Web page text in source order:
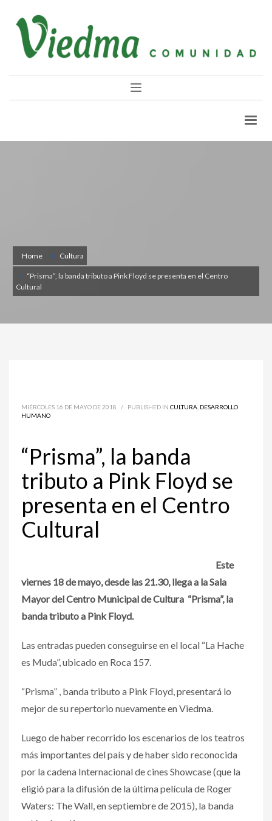
Home Cultura
“Prisma”, la banda tributo a Pink Floyd se presenta en el Centro
Cultural
MIÉRCOLES 16 DE MAYO DE 2018 / PUBLISHED IN CULTURA DESARROLLO
HUMANO
“Prisma”, la banda
tributo a Pink Floyd se
presenta en el Centro
Cultural
Este
viernes 18 de mayo, desde las 21.30, llega a la Sala
Mayor del Centro Municipal de Cultura “Prisma”, la
banda tributo a Pink Floyd.
Las entradas pueden conseguirse en el local “La Hache
es Muda”, ubicado en Roca 157.
“Prisma” , banda tributo a Pink Floyd, presentará lo
mejor de su repertorio nuevamente en Viedma.
Luego de haber recorrido los escenarios de los teatros
más importantes del país y de haber sido reconocida
por la cadena Internacional de cines Showcase (que la
eligió para la difusión de la última película de Roger
Waters: The Wall, en septiembre de 2015), la banda